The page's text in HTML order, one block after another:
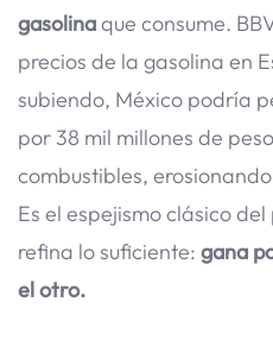
gasolinaque consume.
precios de la gasolina en
subiendo, México podría
por 38 mil millones de
combustibles,
Es el espejismo clásico
refina lo suficiente: gana
el otro.